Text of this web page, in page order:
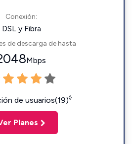
Conexión:
DSL y Fibra
de descarga de hasta
Mbps
de usuarios(19)◊
Planes